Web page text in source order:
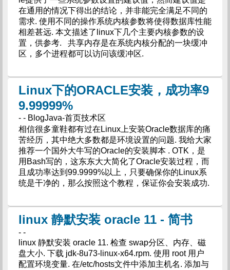
在通用的情况下得出的结论，并非能完全满足不同的
需求. 使用不同的操作系统内核参数将使得数据库性能
相差甚远. 本文描述了linux下几个主要内核参数的设
置，供参考. 共享内存是在系统内核分配的一块缓冲
区，多个进程都可以访问该缓冲区.
Linux下的ORACLE安装，成功率9
9.99999%
- - BlogJava-首页技术区
相信很多童鞋都有过在Linux上安装Oracle数据库的痛
苦经历，其中绝大多数都是环境设置的问题. 我给大家
推荐一个国外大牛写的Oracle的安装脚本 . OTK，是
用Bash写的，这东东大大简化了Oracle安装过程，而
且成功率达到99.9999%以上，只要确保你的Linux系
统是干净的，那么按照这个教程，保证你会安装成功.
linux 静默安装 oracle 11 - 简书
- -
linux 静默安装 oracle 11. 检查 swap分区、内存、磁
盘大小. 下载 jdk-8u73-linux-x64.rpm. 使用 root 用户
配置环境变量. 在/etc/hosts文件中添加主机名. 添加与